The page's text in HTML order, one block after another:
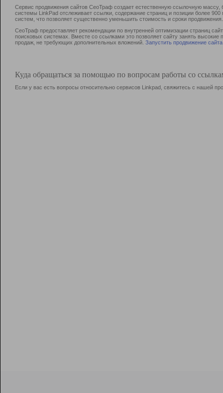
Сервис продвижения сайтов СеоТраф создает естественную ссылочную
системы LinkPad отслеживает ссылки, содержание страниц и позиции более
систем, что позволяет существенно уменьшить стоимость и сроки продвижения.
СеоТраф предоставляет рекомендации по внутренней оптимизации страниц
поисковых системах. Вместе со ссылками это позволяет сайту занять
продаж, не требующих дополнительных вложений. Запустить продвижение сайта
Куда обращаться за помощью по вопросам работы со
Если у вас есть вопросы относительно сервисов Linkpad, свяжитесь с нашей